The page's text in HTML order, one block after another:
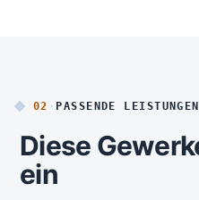
02 · PASSENDE LEISTUNGEN
Diese
ein